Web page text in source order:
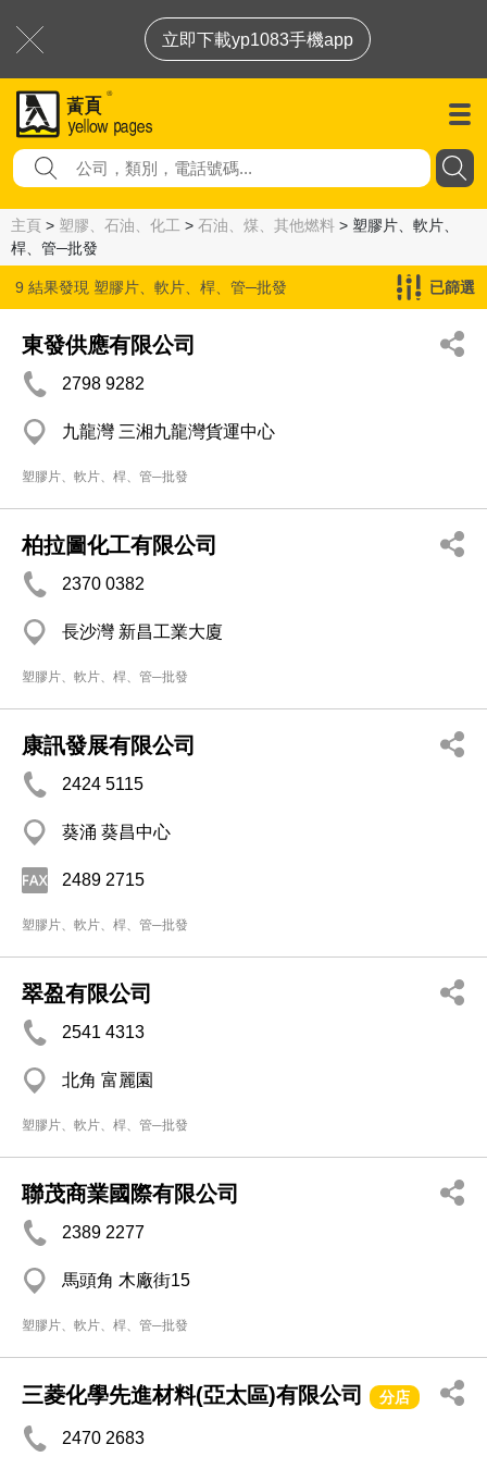
立即下載yp1083手機app
主頁 > 塑膠、石油、化工 > 石油、煤、其他燃料 > 塑膠片、軟片、
桿、管─批發
9 結果發現 塑膠片、軟片、桿、管─批發 已篩選
東發供應有限公司
2798 9282
九龍灣 三湘九龍灣貨運中心
塑膠片、軟片、桿、管─批發
柏拉圖化工有限公司
2370 0382
長沙灣 新昌工業大廈
塑膠片、軟片、桿、管─批發
康訊發展有限公司
2424 5115
葵涌 葵昌中心
2489 2715
塑膠片、軟片、桿、管─批發
翠盈有限公司
2541 4313
北角 富麗園
塑膠片、軟片、桿、管─批發
聯茂商業國際有限公司
2389 2277
馬頭角 木廠街15
塑膠片、軟片、桿、管─批發
三菱化學先進材料(亞太區)有限公司 分店
2470 2683